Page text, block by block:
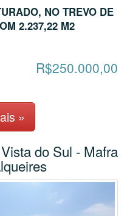
NO TREVO DE
2.237,22 M2
R$250.000,00
»
do Sul - Mafra